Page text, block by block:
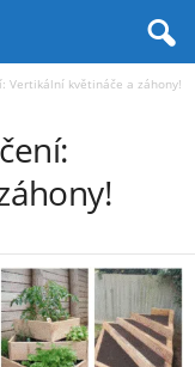
Vertikální květináče a záhony!